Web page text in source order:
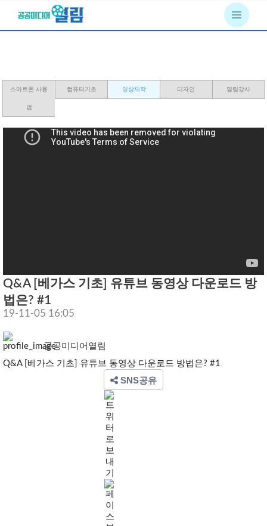
스마트폰 사용
법
컴퓨터기초 영상제작 디자인 열림강사
Q&A [베가스 기초] 유튜브 동영상 다운로드 방
법은? #1
19-11-05 16:05
공공미디어열림
Q&A [베가스 기초] 유튜브 동영상 다운로드 방법은? #1
SNS공유